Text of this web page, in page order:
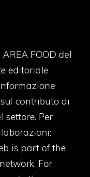
FOOD del
editoriale
contributo di
Per
is part of the
For